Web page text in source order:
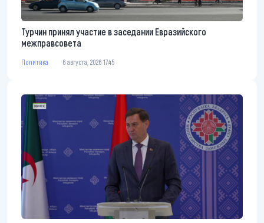
Турчин принял участие в заседании Евразийского
межправсовета
Политика 6 августа, 2026 17:45